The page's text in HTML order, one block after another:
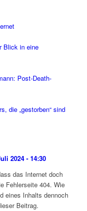
Blick in eine
Post-Death-
die „gestorben“ sind
2024 - 14:30
das Internet doch
Fehlerseite 404. Wie
eines Inhalts dennoch
Beitrag.